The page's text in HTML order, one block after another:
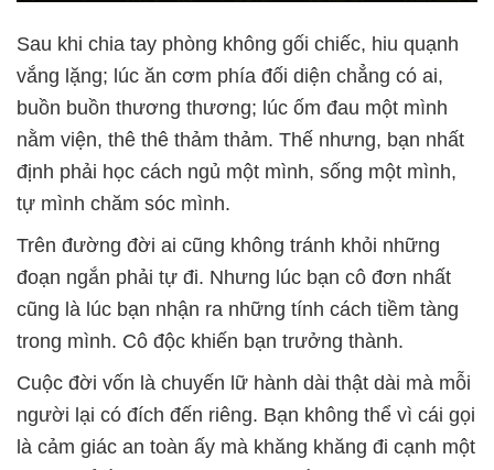
Sau khi chia tay phòng không gối chiếc, hiu quạnh
vắng lặng; lúc ăn cơm phía đối diện chẳng có ai,
buồn buồn thương thương; lúc ốm đau một mình
nằm viện, thê thê thảm thảm. Thế nhưng, bạn nhất
định phải học cách ngủ một mình, sống một mình,
tự mình chăm sóc mình.
Trên đường đời ai cũng không tránh khỏi những
đoạn ngắn phải tự đi. Nhưng lúc bạn cô đơn nhất
cũng là lúc bạn nhận ra những tính cách tiềm tàng
trong mình. Cô độc khiến bạn trưởng thành.
Cuộc đời vốn là chuyến lữ hành dài thật dài mà mỗi
người lại có đích đến riêng. Bạn không thể vì cái gọi
là cảm giác an toàn ấy mà khăng khăng đi cạnh một